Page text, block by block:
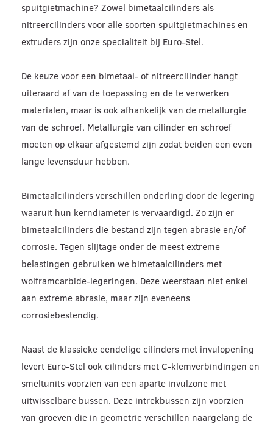
spuitgietmachine? Zowel bimetaalcilinders als
nitreercilinders voor alle soorten spuitgietmachines en
extruders zijn onze specialiteit bij Euro-Stel.
De keuze voor een bimetaal- of nitreercilinder hangt
uiteraard af van de toepassing en de te verwerken
materialen, maar is ook afhankelijk van de metallurgie
van de schroef. Metallurgie van cilinder en schroef
moeten op elkaar afgestemd zijn zodat beiden een even
lange levensduur hebben.
Bimetaalcilinders verschillen onderling door de legering
waaruit hun kerndiameter is vervaardigd. Zo zijn er
bimetaalcilinders die bestand zijn tegen abrasie en/of
corrosie. Tegen slijtage onder de meest extreme
belastingen gebruiken we bimetaalcilinders met
wolframcarbide-legeringen. Deze weerstaan niet enkel
aan extreme abrasie, maar zijn eveneens
corrosiebestendig.
Naast de klassieke eendelige cilinders met invulopening
levert Euro-Stel ook cilinders met C-klemverbindingen en
smeltunits voorzien van een aparte invulzone met
uitwisselbare bussen. Deze intrekbussen zijn voorzien
van groeven die in geometrie verschillen naargelang de